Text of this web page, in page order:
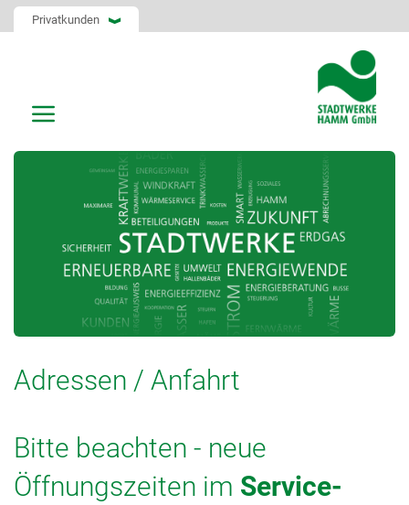
Privatkunden
Adressen / Anfahrt
Bitte beachten - neue
Öffnungszeiten im Service-